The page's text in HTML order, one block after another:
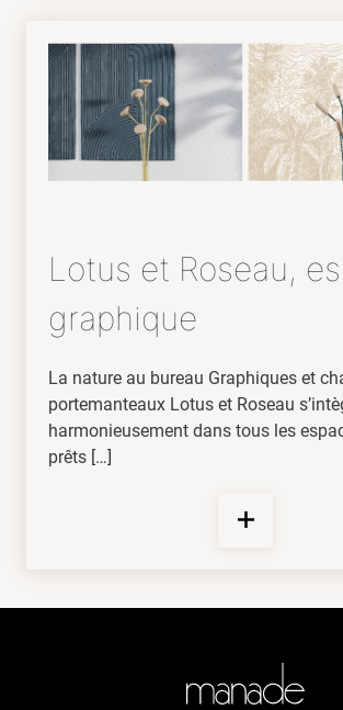
Lotus et Roseau,
graphique
La nature au bureau Graphiques et
portemanteaux Lotus et Roseau
harmonieusement dans tous les
prêts […]